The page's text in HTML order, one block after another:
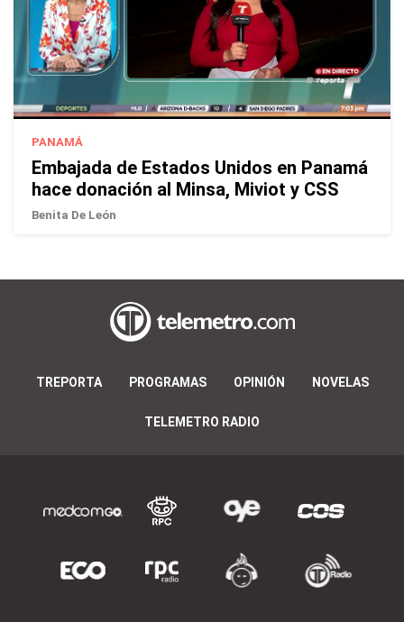
PANAMÁ
Embajada de Estados Unidos en Panamá
hace donación al Minsa, Miviot y CSS
Benita De León
TREPORTA PROGRAMAS OPINIÓN NOVELAS
TELEMETRO RADIO